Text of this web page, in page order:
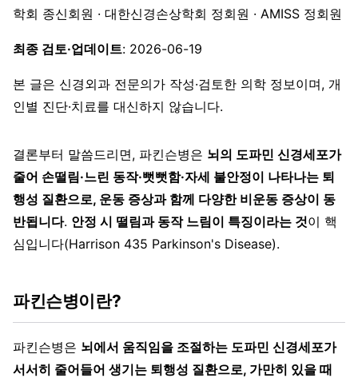
학회 종신회원 · 대한신경손상학회 정회원 · AMISS 정회원
최종 검토·업데이트: 2026-06-19
본 글은 신경외과 전문의가 작성·검토한 의학 정보이며, 개
인별 진단·치료를 대신하지 않습니다.
결론부터 말씀드리면, 파킨슨병은 뇌의 도파민 신경세포가
줄어 손떨림·느린 동작·뻣뻣함·자세 불안정이 나타나는 퇴
행성 질환으로, 운동 증상과 함께 다양한 비운동 증상이 동
반됩니다. 안정 시 떨림과 동작 느림이 특징이라는 것이 핵
심입니다(Harrison 435 Parkinson's Disease).
파킨슨병이란?
파킨슨병은 뇌에서 움직임을 조절하는 도파민 신경세포가
서서히 줄어들어 생기는 퇴행성 질환으로, 가만히 있을 때